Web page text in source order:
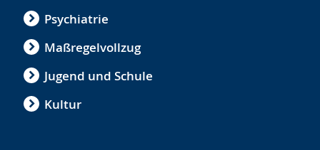
Psychiatrie
Maßregelvollzug
Jugend und Schule
Kultur